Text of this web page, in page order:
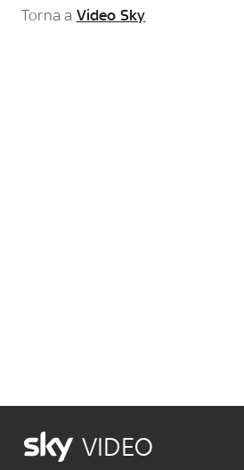
Torna a Video Sky
VIDEO